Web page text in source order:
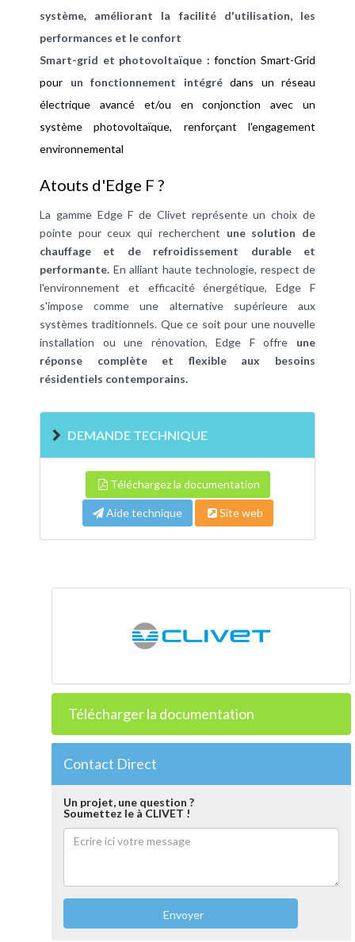
système, améliorant la facilité d'utilisation, les
performances et le confort
Smart-grid et photovoltaïque : fonction Smart-Grid
pour un fonctionnement intégrédans un réseau
électrique avancé et/ou en conjonction avec un
système photovoltaïque, renforçant l'engagement
environnemental
Atouts d'Edge F ?
La gamme Edge F de Clivet représente un choix de
pointe pour ceux qui recherchent une solution de
chauffage et de refroidissement durable et
performante. En alliant haute technologie, respect de
l'environnement et efficacité énergétique, Edge F
s'impose comme une alternative supérieure aux
systèmes traditionnels. Que ce soit pour une nouvelle
installation ou une rénovation, Edge F offre une
réponse complète et flexible aux besoins
résidentiels contemporains.
DEMANDE TECHNIQUE
Téléchargez la documentation
Aide technique Site web
Télécharger la documentation
Contact Direct
Un projet, une question ?
Soumettez le à CLIVET !
Envoyer